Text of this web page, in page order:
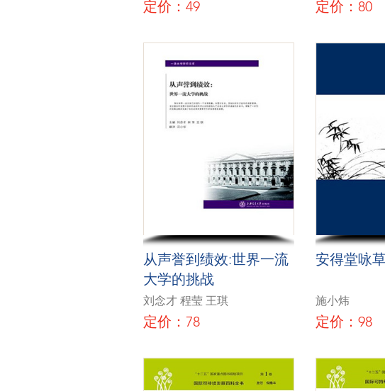
定价：49 定价：80
从声誉到绩效:世界一流
大学的挑战
刘念才 程莹 王琪
定价：78
安得堂咏
施小炜
定价：98